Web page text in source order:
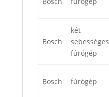
Bosch
két
sebességes
fúrógép
Bosch fúrógép